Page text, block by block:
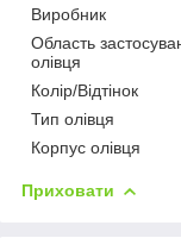
Виробник
Область
олівця
Колір/Відтінок
Тип олівця
Корпус олівця
Приховати